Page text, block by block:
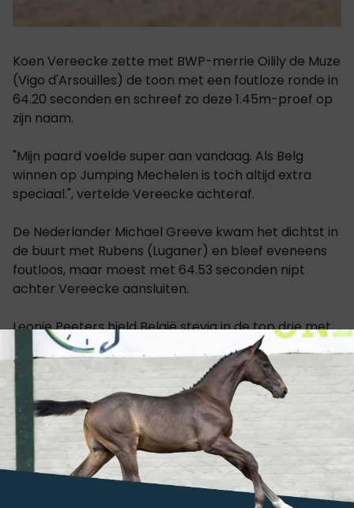
Koen Vereecke zette met BWP-merrie Oilily de Muze
(Vigo d'Arsouilles) de toon met een foutloze ronde in
64.20 seconden en schreef zo deze 1.45m-proef op
zijn naam.
"Mijn paard voelde super aan vandaag. Als Belg
winnen op Jumping Mechelen is toch altijd extra
speciaal.", vertelde Vereecke achteraf.
De Nederlander Michael Greeve kwam het dichtst in
de buurt met Rubens (Luganer) en bleef eveneens
foutloos, maar moest met 64.53 seconden nipt
achter Vereecke aansluiten.
Leonie Peeters hield België stevig in de top drie met
BWP-merrie Maquinn vd Heffinck (Quinn vd
Heffinck), waarmee ze zonder strafpunten finishte in
65.70 seconden.
Wilm Vermeir volgde op de vierde plaats met
Jonkheer van’t Veldhoven (Cornet Obolensky) na
een foutloze rit in 67.75 seconden, terwijl Leopold
van Asten voor Nederland de top vijf completeerde
met VDL Groep Leopold (For Pleasure), eveneens